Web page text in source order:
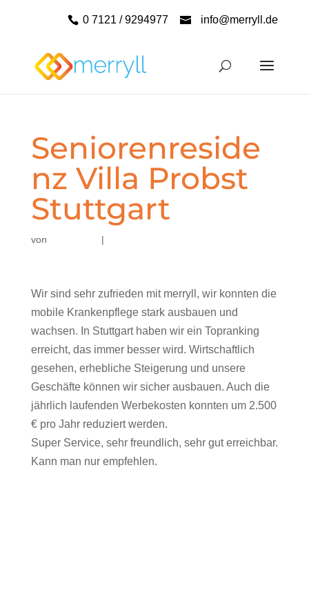
0 7121 / 9294977 info@merryll.de
Seniorenreside
nz Villa Probst
Stuttgart
von |
Wir sind sehr zufrieden mit merryll, wir konnten die
mobile Krankenpflege stark ausbauen und
wachsen. In Stuttgart haben wir ein Topranking
erreicht, das immer besser wird. Wirtschaftlich
gesehen, erhebliche Steigerung und unsere
Geschäfte können wir sicher ausbauen. Auch die
jährlich laufenden Werbekosten konnten um 2.500
€ pro Jahr reduziert werden.
Super Service, sehr freundlich, sehr gut erreichbar.
Kann man nur empfehlen.